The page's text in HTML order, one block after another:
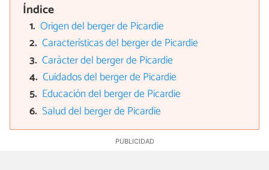
Índice
Origen del berger de Picardie
Características del berger de Picardie
Carácter del berger de Picardie
Cuidados del berger de Picardie
Educación del berger de Picardie
Salud del berger de Picardie